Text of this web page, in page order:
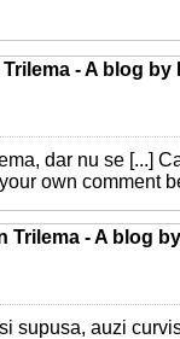
- A blog by
dar nu se [...]
own comment
Trilema - A blog
supusa, auzi